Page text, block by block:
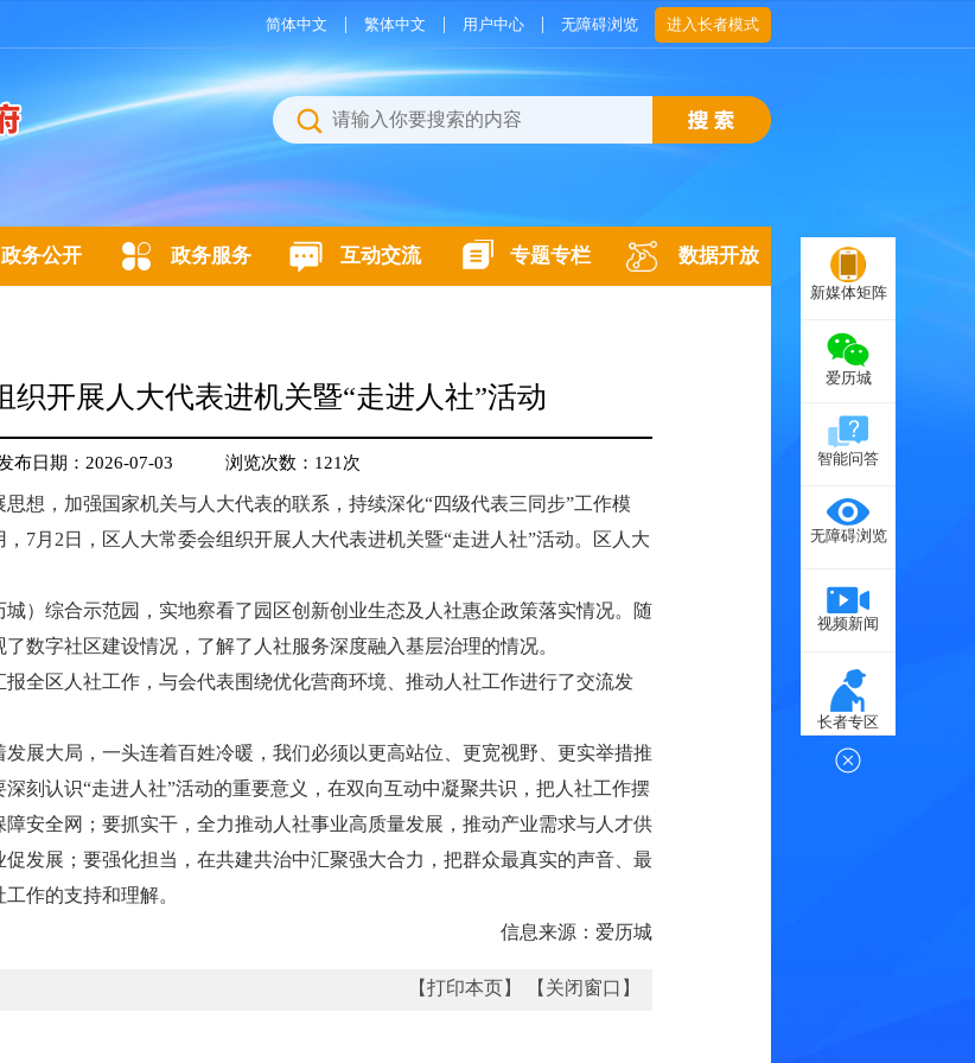
简体中文 | 繁体中文 | 用户中心 | 无障碍浏览 进入长者模式
政务公开 政务服务 互动交流 专题专栏 数据开放
新媒体矩阵
爱历城
智能问答
无障碍浏览
视频新闻
长者专区
织开展人大代表进机关暨“走进人社”活动
布日期：2026-07-03 浏览次数： 121 次
想，加强国家机关与人大代表的联系，持续深化“四级代表三同步”工作模
7月2日，区人大常委会组织开展人大代表进机关暨“走进人社”活动。区人大
）综合示范园，实地察看了园区创新创业生态及人社惠企政策落实情况。随
数字社区建设情况，了解了人社服务深度融入基层治理的情况。
全区人社工作，与会代表围绕优化营商环境、推动人社工作进行了交流发
展大局，一头连着百姓冷暖，我们必须以更高站位、更宽视野、更实举措推
刻认识“走进人社”活动的重要意义，在双向互动中凝聚共识，把人社工作摆
安全网；要抓实干，全力推动人社事业高质量发展，推动产业需求与人才供
发展；要强化担当，在共建共治中汇聚强大合力，把群众最真实的声音、最
作的支持和理解。
信息来源：爱历城
【打印本页】 【关闭窗口】